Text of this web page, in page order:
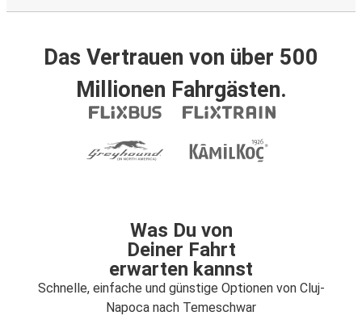
Das Vertrauen von über 500
Millionen Fahrgästen.
Was Du von
Deiner Fahrt
erwarten kannst
Schnelle, einfache und günstige Optionen von Cluj-
Napoca nach Temeschwar